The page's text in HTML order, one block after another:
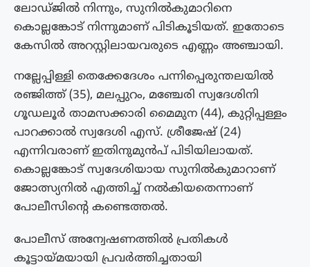
ലോഡ്ജിൽ നിന്നും, സുനിൽകുമാറിനെ
കൊല്ലങ്കോട് നിന്നുമാണ് പിടികൂടിയത്. ഇതോടെ
കേസിൽ അറസ്റ്റിലായവരുടെ എണ്ണം അഞ്ചായി.
നല്ലേപ്പിള്ളി തെക്കേദേശം പന്നിപ്പെരുന്തലയിൽ
രഞ്ജിത്ത് (35), മലപ്പുറം, മഞ്ചേരി സ്വദേശിനി
ഗൂഡലൂർ താമസക്കാരി മൈമുന (44), കുറ്റിപ്പള്ളം
പാറക്കാൽ സ്വദേശി എസ്. ശ്രീജേഷ് (24)
എന്നിവരാണ് ഇതിനുമുന്‍പ് പിടിയിലായത്.
കൊല്ലങ്കോട് സ്വദേശിയായ സുനിൽകുമാറാണ്
ജോത്സ്യനിൽ എത്തിച്ച് നൽകിയതെന്നാണ്
പോലീസിന്റെ കണ്ടെത്തൽ.
പോലീസ് അന്വേഷണത്തിൽ പ്രതികൾ
കൂട്ടായ്മയായി പ്രവർത്തിച്ചതായി